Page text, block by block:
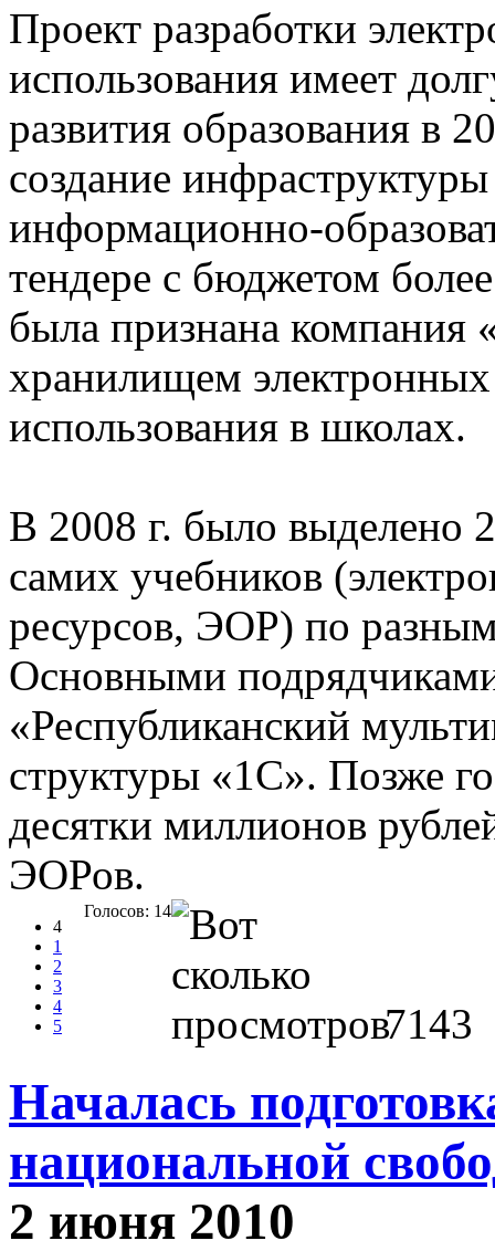
Проект разработки
использования имеет
развития образования в
создание
информационно-
тендере с бюджетом
была признана компания
хранилищем
использования в школах.
В 2008 г. было выделено
самих учебников
ресурсов, ЭОР) по
Основными
«Республиканский
структуры «1С». Позже
десятки миллионов
ЭОРов.
4
1
2
3
4
5
Голосов: 14
7143
Началась
национальной
2 июня 2010